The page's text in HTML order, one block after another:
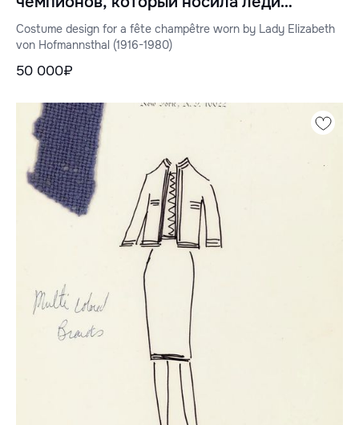
Элизабет фон Хофмансталь (1916-1980)
Costume design for a fête champêtre worn by Lady Elizabeth
von Hofmannsthal (1916-1980)
50 000₽